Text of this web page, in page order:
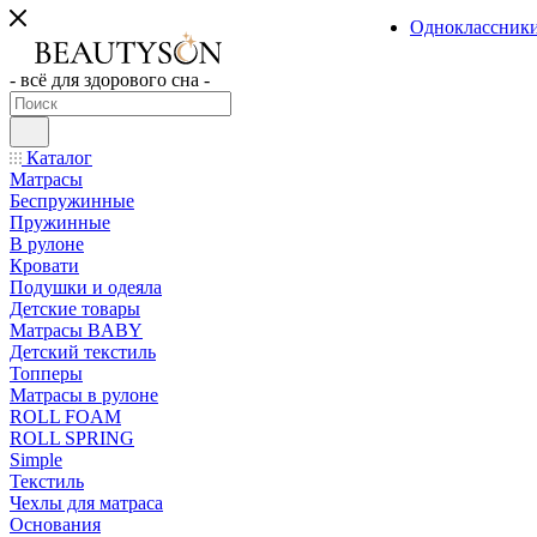
- всё для здорового сна -
Каталог
Матрасы
Беспружинные
Пружинные
В рулоне
Кровати
Подушки и одеяла
Детские товары
Матрасы BABY
Детский текстиль
Топперы
Матрасы в рулоне
ROLL FOAM
ROLL SPRING
Simple
Текстиль
Чехлы для матраса
Основания